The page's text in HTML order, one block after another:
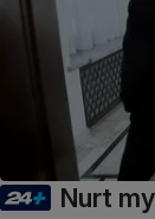
Nurt